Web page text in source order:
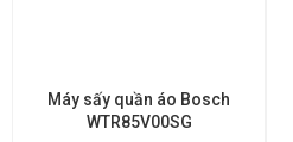
Máy sấy quần áo Bosch
WTR85V00SG